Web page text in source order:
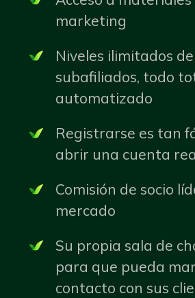
marketing
Niveles ilimitados de
subafiliados, todo
automatizado
Registrarse es tan
abrir una cuenta
Comisión de socio
mercado
Su propia sala de
para que pueda
contacto con sus